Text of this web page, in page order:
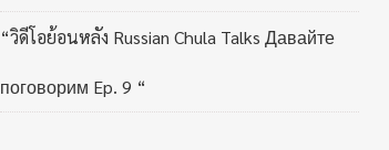
“วิดีโอย้อนหลัง Russian Chula Talks Давайте
поговорим Ep. 9 “